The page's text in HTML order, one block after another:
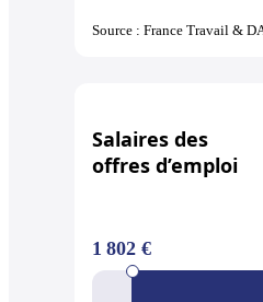
Source : France Travail &
Salaires des
offres d’emploi
1 802 €